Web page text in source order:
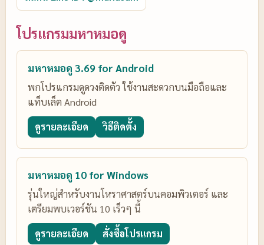
โปรแกรมมหาหมอดู
มหาหมอดู 3.69 for Android
พกโปรแกรมดูดวงติดตัว ใช้งานสะดวกบนมือถือและ
แท็บเล็ต Android
ดูรายละเอียด วิธีติดตั้ง
มหาหมอดู 10 for Windows
รุ่นใหญ่สำหรับงานโหราศาสตร์บนคอมพิวเตอร์ และ
เตรียมพบเวอร์ชัน 10 เร็วๆ นี้
ดูรายละเอียด สั่งซื้อโปรแกรม